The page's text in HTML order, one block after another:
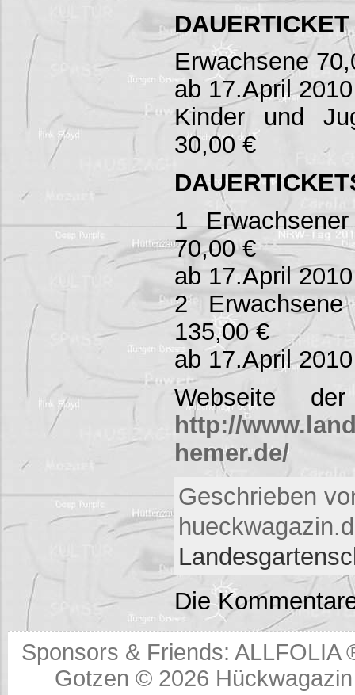
DAUERTICKET
Erwachsene
ab 17.April
Kinder und
30,00 €
1
70,00 €
ab 17.April
2
135,00 €
ab 17.April
Webseite der
http://
hemer.de/
Geschrieben
Die
Sponsors & Friends:ALLFOLIA
Gotzen © 2026